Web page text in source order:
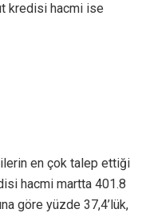
kredisi hacmi ise
en çok talep ettiği
hacmi martta 401.8
göre yüzde 37,4’lük,